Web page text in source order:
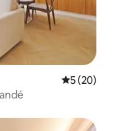
5 av 5 i
5 (20)